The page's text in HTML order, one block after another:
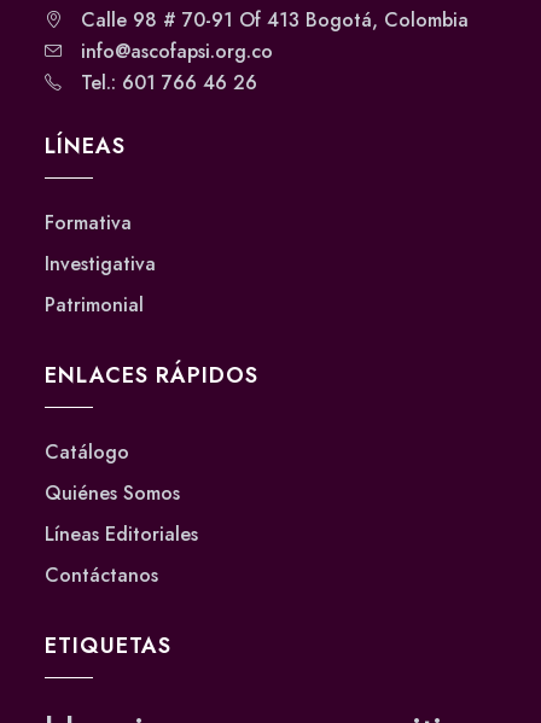
Calle 98 # 70-91 Of 413 Bogotá, Colombia
info@ascofapsi.org.co
Tel.: 601 766 46 26
LÍNEAS
Formativa
Investigativa
Patrimonial
ENLACES RÁPIDOS
Catálogo
Quiénes Somos
Líneas Editoriales
Contáctanos
ETIQUETAS